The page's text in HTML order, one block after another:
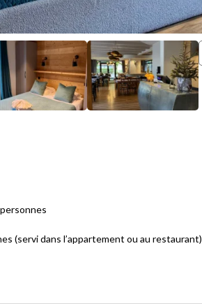
(servi dans l’appartement ou au restaurant)